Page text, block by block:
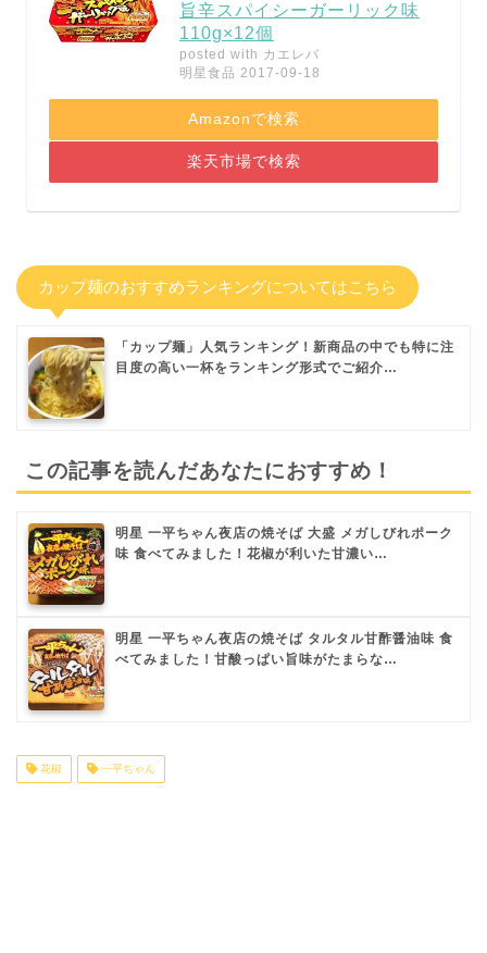
旨辛スパイシーガーリック味
110g×12個
posted with カエレバ
明星食品 2017-09-18
Amazonで検索
楽天市場で検索
カップ麺のおすすめランキングについてはこちら
「カップ麺」人気ランキング！新商品の中でも特に注
目度の高い一杯をランキング形式でご紹介…
この記事を読んだあなたにおすすめ！
明星 一平ちゃん夜店の焼そば 大盛 メガしびれポーク
味 食べてみました！花椒が利いた甘濃い…
明星 一平ちゃん夜店の焼そば タルタル甘酢醤油味 食
べてみました！甘酸っぱい旨味がたまらな…
花椒 一平ちゃん